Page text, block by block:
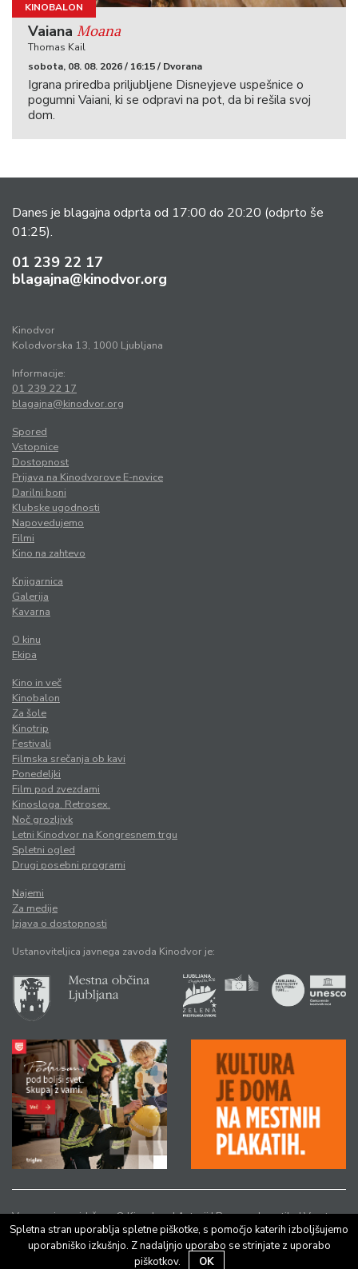
KINOBALON
Vaiana Moana
Thomas Kail
sobota, 08. 08. 2026 / 16:15 / Dvorana
Igrana priredba priljubljene Disneyjeve uspešnice o
pogumni Vaiani, ki se odpravi na pot, da bi rešila svoj
dom.
Danes je blagajna odprta od 17:00 do 20:20 (odprto še
01:25).
01 239 22 17
blagajna@kinodvor.org
Kinodvor
Kolodvorska 13, 1000 Ljubljana
Informacije:
01 239 22 17
blagajna@kinodvor.org
Spored
Vstopnice
Dostopnost
Prijava na Kinodvorove E-novice
Darilni boni
Klubske ugodnosti
Napovedujemo
Filmi
Kino na zahtevo
Knjigarnica
Galerija
Kavarna
O kinu
Ekipa
Kino in več
Kinobalon
Za šole
Kinotrip
Festivali
Filmska srečanja ob kavi
Ponedeljki
Film pod zvezdami
Kinosloga. Retrosex.
Noč grozljivk
Letni Kinodvor na Kongresnem trgu
Spletni ogled
Drugi posebni programi
Najemi
Za medije
Izjava o dostopnosti
Ustanoviteljica javnega zavoda Kinodvor je:
Vse pravice pridržane © Kinodvor |Avtorji|Pravno obvestilo|Varstvo
osebnih podatkov
Spletna stran uporablja spletne piškotke, s pomočjo katerih izboljšujemo
uporabniško izkušnjo. Z nadaljnjo uporabo se strinjate z uporabo
piškotkov.
OK